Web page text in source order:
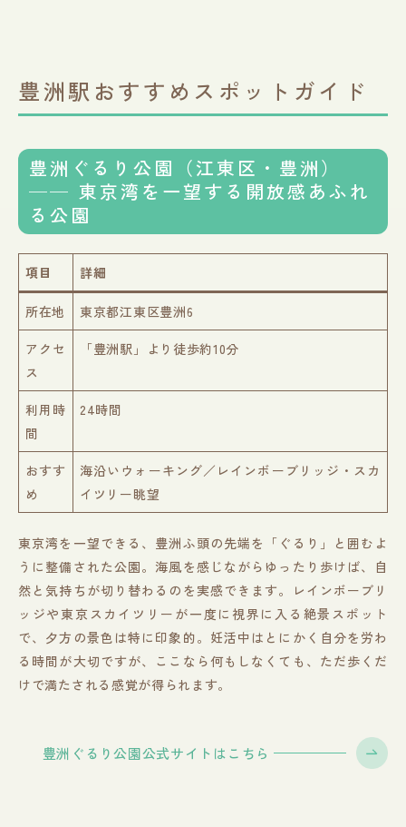
豊洲駅おすすめスポットガイド
豊洲ぐるり公園（江東区・豊洲）
── 東京湾を一望する開放感あふれ
る公園
項目 詳細
所在地 東京都江東区豊洲6
アクセ
ス
「豊洲駅」より徒歩約10分
利用時
間
24時間
おすす
め
海沿いウォーキング／レインボーブリッジ・スカ
イツリー眺望
東京湾を一望できる、豊洲ふ頭の先端を「ぐるり」と囲むよ
うに整備された公園。海風を感じながらゆったり歩けば、自
然と気持ちが切り替わるのを実感できます。レインボーブリ
ッジや東京スカイツリーが一度に視界に入る絶景スポット
で、夕方の景色は特に印象的。妊活中はとにかく自分を労わ
る時間が大切ですが、ここなら何もしなくても、ただ歩くだ
けで満たされる感覚が得られます。
豊洲ぐるり公園公式サイトはこちら